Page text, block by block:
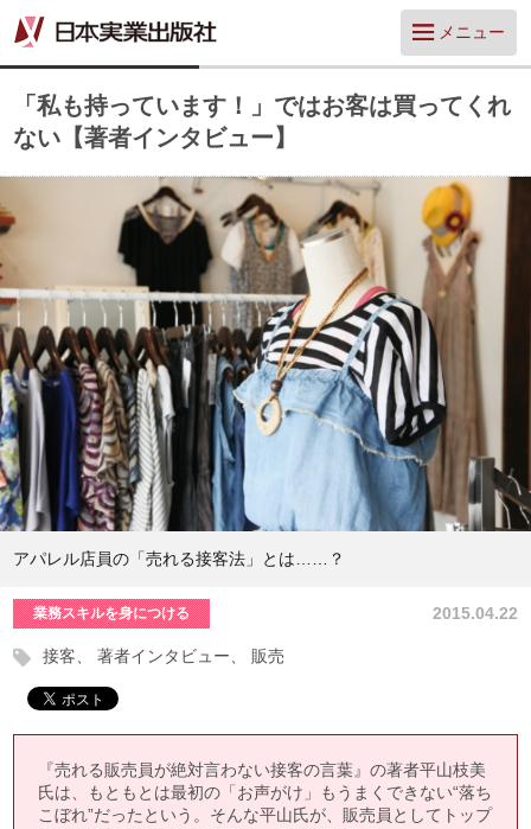
メニュー
「私も持っています！」ではお客は買ってくれ
ない【著者インタビュー】
アパレル店員の「売れる接客法」とは……？
2015.04.22
業務スキルを身につける
接客 著者インタビュー 販売
『売れる販売員が絶対言わない接客の言葉』の著者平山枝美
氏は、もともとは最初の「お声がけ」もうまくできない“落ち
こぼれ”だったという。そんな平山氏が、販売員としてトップ